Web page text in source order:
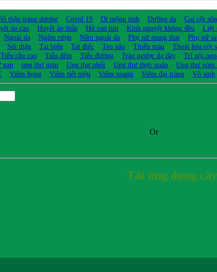
thận tráng dương Covid 19 Di mộng tinh Dưỡng da Gai cột
áp cao Huyết áp thấp Hở van tim Kinh nguyệt không đều Liệt
Ngoài da Ngâm rượu Nấm ngoài da Phụ nữ mang thai Phụ nữ
Sỏi thận Tai biến Tai điếc Teo não Thiếu máu Thoái hóa cột
Tiểu cầu cao Tiểu đêm Tiểu đường Trào ngược dạ dày Trĩ nội
gan ung thư máu Ung thư phổi Ung thư thực quản Ung thư vòm
Viêm họng Viêm tiết niệu Viêm xoang Viêm đại tràng Vô sinh
Or
Tải ứng dụng